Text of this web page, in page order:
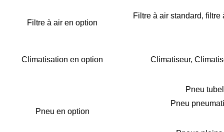
Filtre à air en option
Filtre à air standard,
Climatisation en option Climatiseur,
Pneu en option
Pneu
Pneu